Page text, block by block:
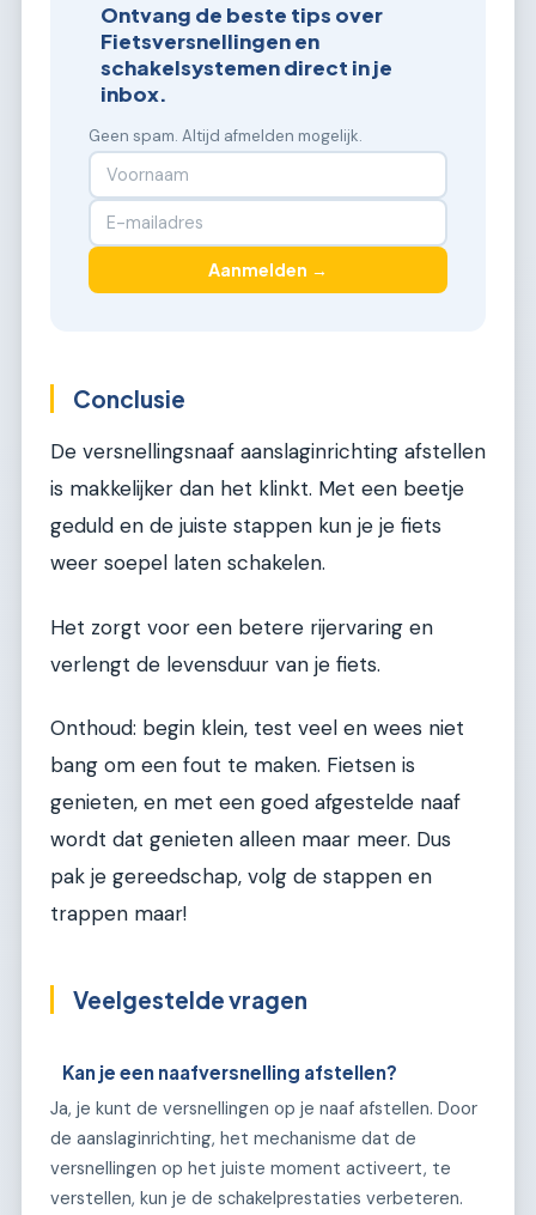
Ontvang de beste tips over
Fietsversnellingen en
schakelsystemen direct in je
inbox.
Geen spam. Altijd afmelden mogelijk.
Aanmelden →
Conclusie
De versnellingsnaaf aanslaginrichting afstellen
is makkelijker dan het klinkt. Met een beetje
geduld en de juiste stappen kun je je fiets
weer soepel laten schakelen.
Het zorgt voor een betere rijervaring en
verlengt de levensduur van je fiets.
Onthoud: begin klein, test veel en wees niet
bang om een fout te maken. Fietsen is
genieten, en met een goed afgestelde naaf
wordt dat genieten alleen maar meer. Dus
pak je gereedschap, volg de stappen en
trappen maar!
Veelgestelde vragen
Kan je een naafversnelling afstellen?
Ja, je kunt de versnellingen op je naaf afstellen. Door
de aanslaginrichting, het mechanisme dat de
versnellingen op het juiste moment activeert, te
verstellen, kun je de schakelprestaties verbeteren.